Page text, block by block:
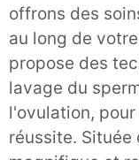
offrons des
au long de
propose des
lavage du
l'ovulation,
réussite. Située